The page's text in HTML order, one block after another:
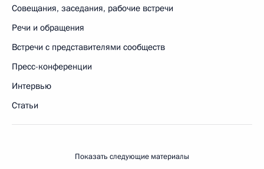
Совещания, заседания, рабочие встречи
Речи и обращения
Встречи с представителями сообществ
Пресс-конференции
Интервью
Статьи
Показать следующие материалы